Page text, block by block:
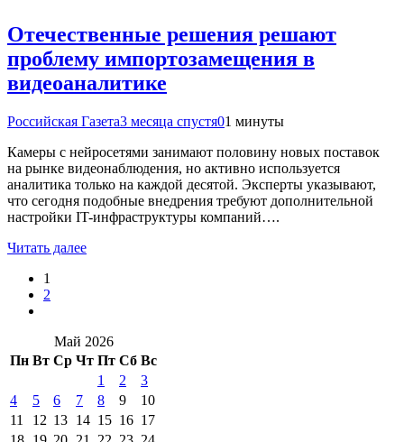
Отечественные решения решают
проблему импортозамещения в
видеоаналитике
Российская Газета3 месяца спустя01 минуты
Камеры с нейросетями занимают половину новых поставок
на рынке видеонаблюдения, но активно используется
аналитика только на каждой десятой. Эксперты указывают,
что сегодня подобные внедрения требуют дополнительной
настройки IT-инфраструктуры компаний….
Читать далее
1
2
Май 2026
Пн Вт Ср Чт Пт Сб Вс
1
2
3
4
5 6 7 8 9
10
11
12 13 14 15 16 17